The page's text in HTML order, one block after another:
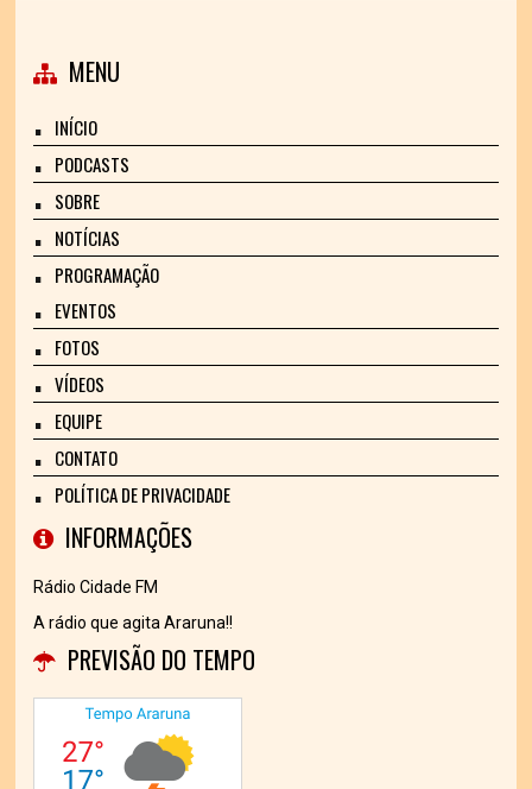
MENU
INÍCIO
PODCASTS
SOBRE
NOTÍCIAS
PROGRAMAÇÃO
EVENTOS
FOTOS
VÍDEOS
EQUIPE
CONTATO
POLÍTICA DE PRIVACIDADE
INFORMAÇÕES
Rádio Cidade FM
A rádio que agita Araruna!!
PREVISÃO DO TEMPO